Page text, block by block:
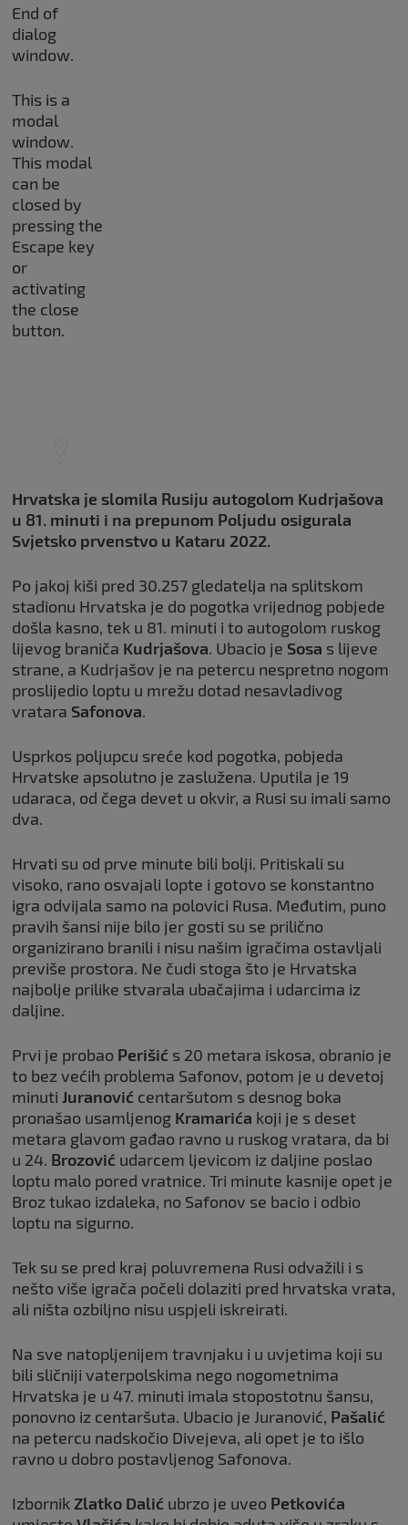
End of
dialog
window.
This is a
modal
window.
This modal
can be
closed by
pressing the
Escape key
or
activating
the close
button.
video
snimka
nije
dostupna
zemlji.
(error:
#5200)
Hrvatska je slomila Rusiju autogolom Kudrjašova
u 81. minuti i na prepunom Poljudu osigurala
Svjetsko prvenstvo u Kataru 2022.
Po jakoj kiši pred 30.257 gledatelja na splitskom
stadionu Hrvatska je do pogotka vrijednog pobjede
došla kasno, tek u 81. minuti i to autogolom ruskog
lijevog braniča Kudrjašova. Ubacio je Sosa s lijeve
strane, a Kudrjašov je na petercu nespretno nogom
proslijedio loptu u mrežu dotad nesavladivog
vratara Safonova.
Usprkos poljupcu sreće kod pogotka, pobjeda
Hrvatske apsolutno je zaslužena. Uputila je 19
udaraca, od čega devet u okvir, a Rusi su imali samo
dva.
Hrvati su od prve minute bili bolji. Pritiskali su
visoko, rano osvajali lopte i gotovo se konstantno
igra odvijala samo na polovici Rusa. Međutim, puno
pravih šansi nije bilo jer gosti su se prilično
organizirano branili i nisu našim igračima ostavljali
previše prostora. Ne čudi stoga što je Hrvatska
najbolje prilike stvarala ubačajima i udarcima iz
daljine.
Prvi je probao Perišić s 20 metara iskosa, obranio je
to bez većih problema Safonov, potom je u devetoj
minuti Juranović centaršutom s desnog boka
pronašao usamljenog Kramarića koji je s deset
metara glavom gađao ravno u ruskog vratara, da bi
u 24. Brozović udarcem ljevicom iz daljine poslao
loptu malo pored vratnice. Tri minute kasnije opet je
Broz tukao izdaleka, no Safonov se bacio i odbio
loptu na sigurno.
Tek su se pred kraj poluvremena Rusi odvažili i s
nešto više igrača počeli dolaziti pred hrvatska vrata,
ali ništa ozbiljno nisu uspjeli iskreirati.
Na sve natopljenijem travnjaku i u uvjetima koji su
bili sličniji vaterpolskima nego nogometnima
Hrvatska je u 47. minuti imala stopostotnu šansu,
ponovno iz centaršuta. Ubacio je Juranović, Pašalić
na petercu nadskočio Divejeva, ali opet je to išlo
ravno u dobro postavljenog Safonova.
Izbornik Zlatko Dalić ubrzo je uveo Petkovića